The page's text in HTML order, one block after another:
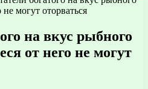
могут оторваться
на вкус рыбного
от него не могут